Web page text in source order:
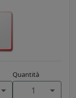
Quantità
1